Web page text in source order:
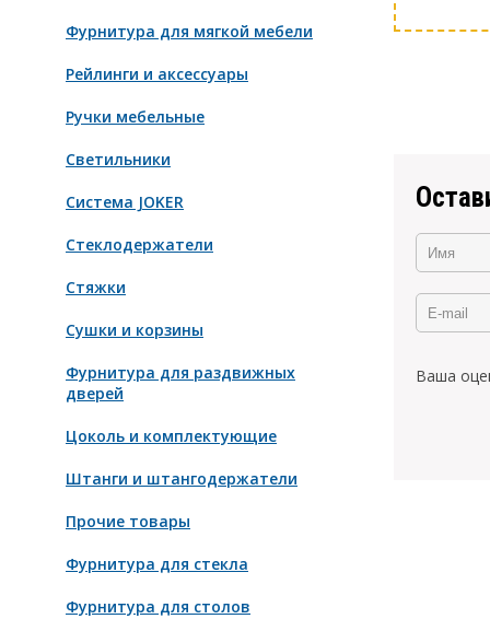
Фурнитура для мягкой мебели
Рейлинги и аксессуары
Ручки мебельные
Светильники
Система JOKER
Стеклодержатели
Стяжки
Сушки и корзины
Фурнитура для раздвижных
дверей
Цоколь и комплектующие
Штанги и штангодержатели
Прочие товары
Фурнитура для стекла
Фурнитура для столов
Ваша